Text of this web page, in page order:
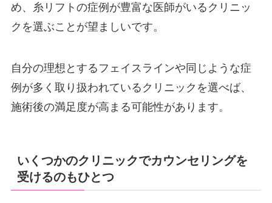
め、糸リフトの症例が豊富な医師がいるクリニッ
クを選ぶことが望ましいです。
自分の理想とするフェイスラインや同じような症
例が多く取り扱われているクリニックを選べば、
施術後の満足度が高まる可能性があります。
いくつかのクリニックでカウンセリングを
受けるのもひとつ